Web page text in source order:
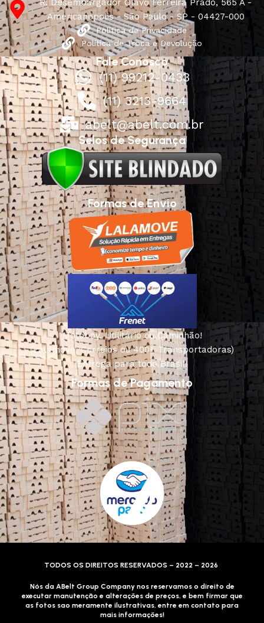
R. Desembargador Olavo Ferreira Prado, 565 A -
Americanópolis - São Paulo - SP - 04427-000
Política de Privacidade
Política de Troca e Devolução
Fale Conosco
(11) 99212-0433
(11) 3213-9664
abelt@abelt.com.br
Selos de Segurança
Formas de Envio
Motoboy, Utilitário ou Caminhão!
(Lalamove, Correios ou 400+ Transportadoras)
Entrega para todo Brasil!
Formas de Pagamento
TODOS OS DIREITOS RESERVADOS – 2022 – 2026
Nós da ABelt Group Company nos reservamos o direito de
executar manutenção e alterações de preços, e bem firmar que
as fotos sao meramente ilustrativas, entre em contato para
mais informações!